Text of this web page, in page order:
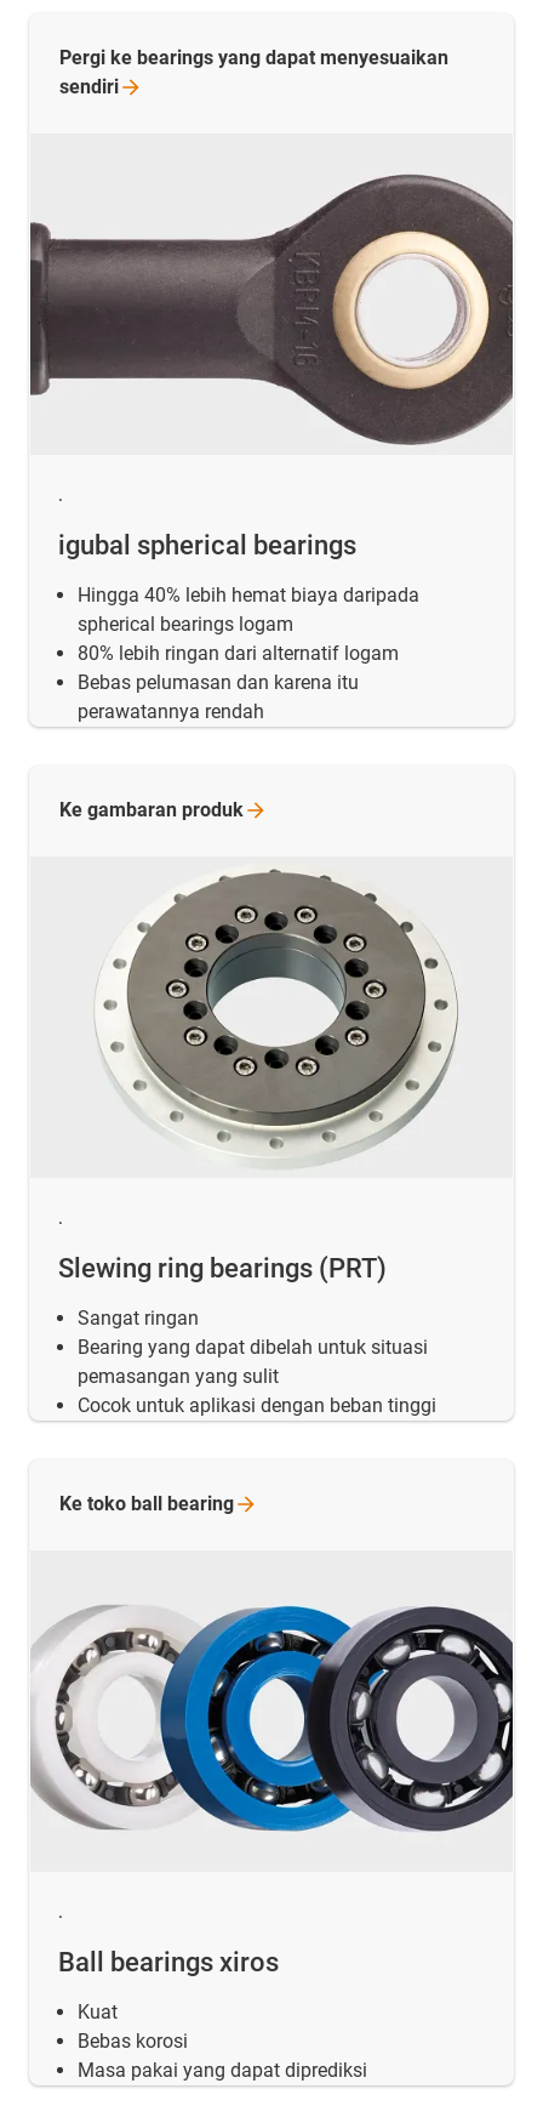
.
igubal spherical bearings
Hingga 40% lebih hemat biaya daripada
spherical bearings logam
80% lebih ringan dari alternatif logam
Bebas pelumasan dan karena itu
perawatannya rendah
Pergi ke bearings yang dapat menyesuaikan
sendiri
.
Slewing ring bearings (PRT)
Sangat ringan
Bearing yang dapat dibelah untuk situasi
pemasangan yang sulit
Cocok untuk aplikasi dengan beban tinggi
Ke gambaran produk
.
Ball bearings xiros
Kuat
Bebas korosi
Masa pakai yang dapat diprediksi
Ke toko ball bearing